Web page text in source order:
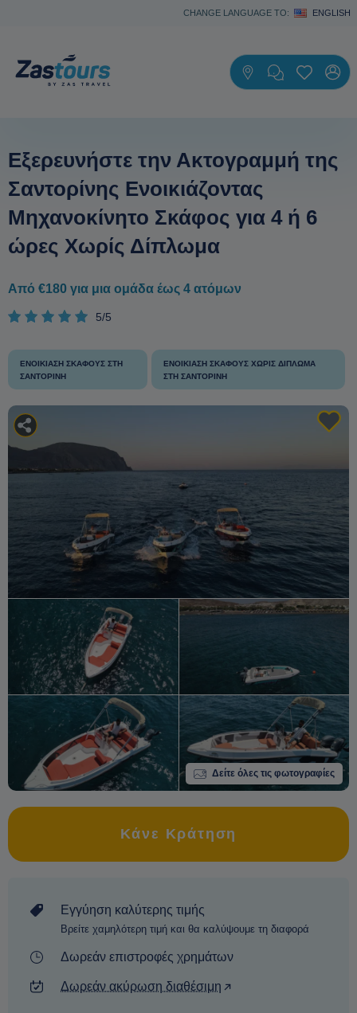
CHANGE LANGUAGE TO: ENGLISH
Εξερευνήστε την Ακτογραμμή της
Σαντορίνης Ενοικιάζοντας
Μηχανοκίνητο Σκάφος για 4 ή 6
ώρες Χωρίς Δίπλωμα
Από €180 για μια ομάδα έως 4 ατόμων
5/5
ΕΝΟΙΚΊΑΣΗ ΣΚΆΦΟΥΣ ΣΤΗ
ΣΑΝΤΟΡΊΝΗ
ΕΝΟΙΚΊΑΣΗ ΣΚΆΦΟΥΣ ΧΩΡΊΣ ΔΊΠΛΩΜΑ
ΣΤΗ ΣΑΝΤΟΡΊΝΗ
Δείτε όλες τις φωτογραφίες
Κάνε Κράτηση
Εγγύηση καλύτερης τιμής
Βρείτε χαμηλότερη τιμή και θα καλύψουμε τη διαφορά
Δωρεάν επιστροφές χρημάτων
Δωρεάν ακύρωση διαθέσιμη